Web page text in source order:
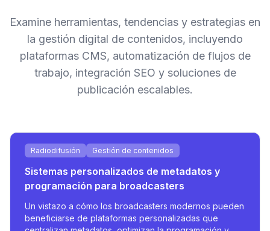
Examine herramientas, tendencias y estrategias en
la gestión digital de contenidos, incluyendo
plataformas CMS, automatización de flujos de
trabajo, integración SEO y soluciones de
publicación escalables.
Radiodifusión Gestión de contenidos
Sistemas personalizados de metadatos y
programación para broadcasters
Un vistazo a cómo los broadcasters modernos pueden
beneficiarse de plataformas personalizadas que